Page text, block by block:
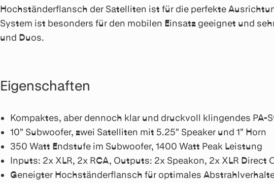
Hochständerflansch der Satelliten ist für die perfekte
System ist besonders für den mobilen Einsatz geeignet und
und Duos.
Eigenschaften
Kompaktes, aber dennoch klar und druckvoll klingendes PA-
10" Subwoofer, zwei Satelliten mit 5.25" Speaker und 1" Horn
350 Watt Endstufe im Subwoofer, 1400 Watt Peak Leistung
Inputs: 2x XLR, 2x RCA, Outputs: 2x Speakon, 2x XLR Direct
Geneigter Hochständerflansch für optimales